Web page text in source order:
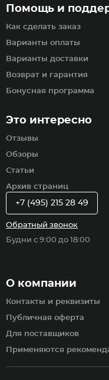
Помощь и
Как сделать заказ
Варианты оплаты
Варианты доставки
Возврат и гарантия
Бонусная программа
Это интересно
Отзывы
Обзоры
Статьи
Архив страниц
О компании
Контакты и реквизиты
Публичная оферта
Для поставщиков
Применяются
+7 (495) 215 28 49
Обратный звонок
Будни с 9:00 до 18:00